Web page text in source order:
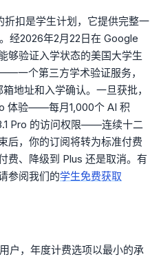
扣是学生计划，它提供完整一
经2026年2月22日在 Google
够验证入学状态的美国大学生
一个第三方学术验证服务，
地址和入学确认。一旦获批，
体验——每月1,000个 AI 积
Pro 的访问权限——连续十二
后，你的订阅将转为标准付费
费、降级到 Plus 还是取消。有
参阅我们的学生免费获取
户，年度计费选项以最小的承